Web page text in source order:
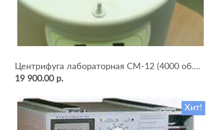
Центрифуга лабораторная СМ-12 (4000 об.мин, 12 пробирок)
19 900.00 р.
Хит!